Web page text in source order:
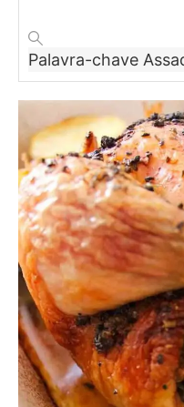
Palavra-chave